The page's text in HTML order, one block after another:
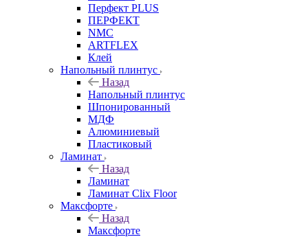
Перфект PLUS
ПЕРФЕКТ
NMC
ARTFLEX
Клей
Напольный плинтус
Назад
Напольный плинтус
Шпонированный
МДФ
Алюминиевый
Пластиковый
Ламинат
Назад
Ламинат
Ламинат Clix Floor
Максфорте
Назад
Максфорте